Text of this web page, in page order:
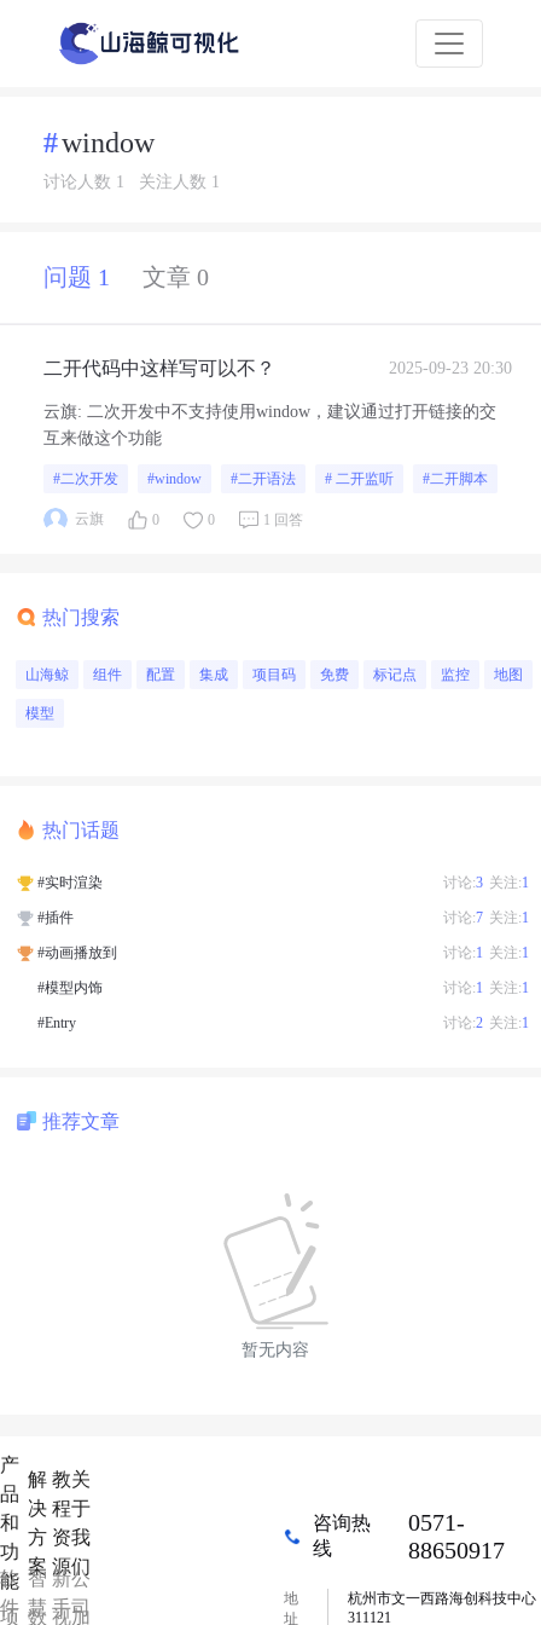
window
讨论人数 1 关注人数 1
问题 1 文章 0
二开代码中这样写可以不？ 2025-09-23 20:30
云旗: 二次开发中不支持使用window，建议通过打开链接的交
互来做这个功能
#二次开发 #window #二开语法 # 二开监听 #二开脚本
云旗 0 0 1 回答
热门搜索
山海鲸 组件 配置 集成 项目码 免费 标记点 监控 地图
模型
热门话题
#实时渲染 讨论:3 关注:1
#插件 讨论:7 关注:1
#动画播放到 讨论:1 关注:1
#模型内饰 讨论:1 关注:1
#Entry 讨论:2 关注:1
推荐文章
暂无内容
产
品
和
功
能
软
件
项
解
决
方
案
智
慧
数
教
程
资
源
新
手
视
关
于
我
们
公
司
加
咨询热
线
0571-
88650917
地
址
杭州市文一西路海创科技中心
311121